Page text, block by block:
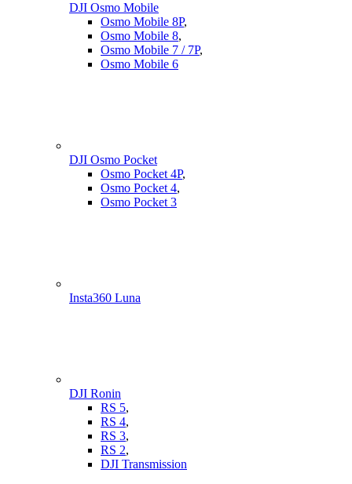
DJI Osmo Mobile
Osmo Mobile 8P,
Osmo Mobile 8,
Osmo Mobile 7 / 7P,
Osmo Mobile 6
DJI Osmo Pocket
Osmo Pocket 4P,
Osmo Pocket 4,
Osmo Pocket 3
Insta360 Luna
DJI Ronin
RS 5,
RS 4,
RS 3,
RS 2,
DJI Transmission